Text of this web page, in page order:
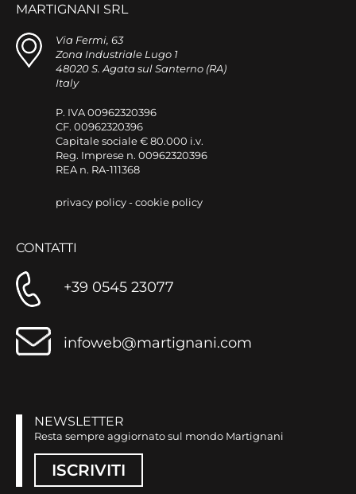
MARTIGNANI SRL
Via Fermi, 63
Zona Industriale Lugo 1
48020 S. Agata sul Santerno (RA)
Italy
P. IVA 00962320396
CF. 00962320396
Capitale sociale € 80.000 i.v.
Reg. Imprese n. 00962320396
REA n. RA-111368
privacy policy-cookie policy
CONTATTI
+39 0545 23077
infoweb@martignani.com
NEWSLETTER
Resta sempre aggiornato sul mondo Martignani
ISCRIVITI